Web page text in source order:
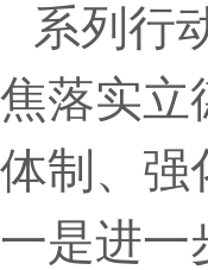
系列行
焦落实立
体制、强
一是进一